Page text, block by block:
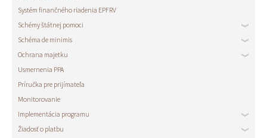
Systém finančného riadenia EPFRV
Schémy štátnej pomoci
Schéma de minimis
Ochrana majetku
Usmernenia PPA
Príručka pre prijímateľa
Monitorovanie
Implementácia programu
Žiadosť o platbu